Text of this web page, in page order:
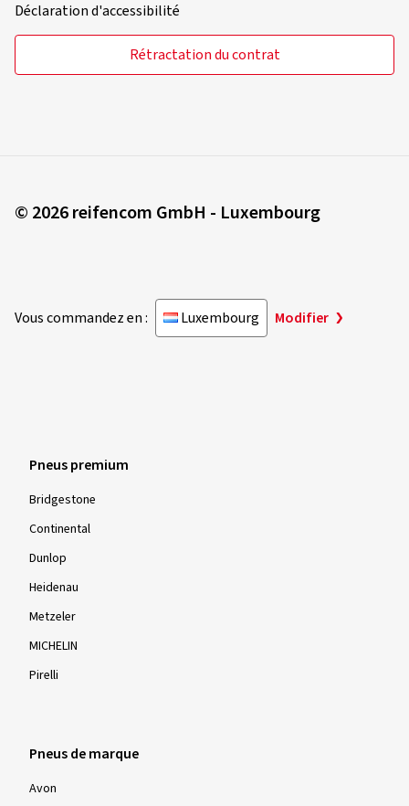
Déclaration d'accessibilité
Rétractation du contrat
© 2026 reifencom GmbH - Luxembourg
Vous commandez en : Luxembourg Modifier
Pneus premium
Bridgestone
Continental
Dunlop
Heidenau
Metzeler
MICHELIN
Pirelli
Pneus de marque
Avon